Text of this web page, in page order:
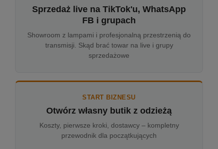
Sprzedaż live na TikTok'u, WhatsApp
FB i grupach
Showroom z lampami i profesjonalną przestrzenią do
transmisji. Skąd brać towar na live i grupy
sprzedażowe
START BIZNESU
Otwórz własny butik z odzieżą
Koszty, pierwsze kroki, dostawcy – kompletny
przewodnik dla początkujących